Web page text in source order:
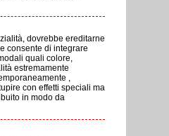
dovrebbe ereditarne
consente di integrare
quali colore,
estremamente
,
con effetti speciali ma
in modo da